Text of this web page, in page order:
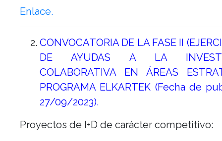
Enlace.
CONVOCATORIA DE LA FASE II
DE AYUDAS A LA
COLABORATIVA EN ÁREAS
PROGRAMA ELKARTEK (Fecha de
27/09/2023).
Proyectos de I+D de carácter competitivo: